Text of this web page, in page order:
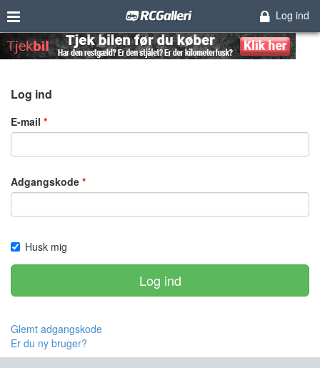
Log ind
Log ind
E-mail
Adgangskode
Husk mig
Log ind
Glemt adgangskode
Er du ny bruger?